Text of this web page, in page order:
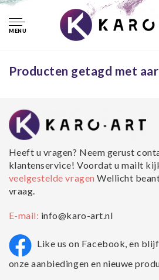
MENU
aardbei
Geen producten gevonden!...
Producten getagd met
Heeft u vragen? Neem gerust
klantenservice! Voordat u mailt
veelgestelde vragenWellicht
vraag.
E-mail: info@karo-art.nl
Like us on Facebook, en
onze aanbiedingen en nieuwe